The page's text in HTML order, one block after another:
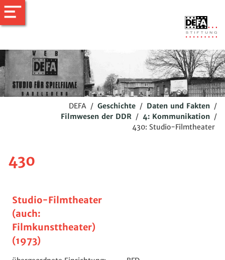
DEFA / Geschichte / Daten und Fakten /
Filmwesen der DDR / 4: Kommunikation /
430: Studio-Filmtheater
430
Studio-Filmtheater
(auch:
Filmkunsttheater)
(1973)